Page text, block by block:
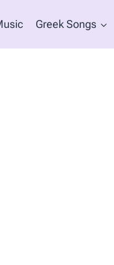
Greek Songs